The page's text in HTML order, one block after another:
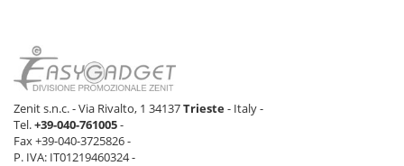
Zenit s.n.c. - Via Rivalto, 1 34137Trieste- Italy -
Tel.+39-040-761005-
Fax +39-040-3725826 -
P. IVA: IT01219460324 -